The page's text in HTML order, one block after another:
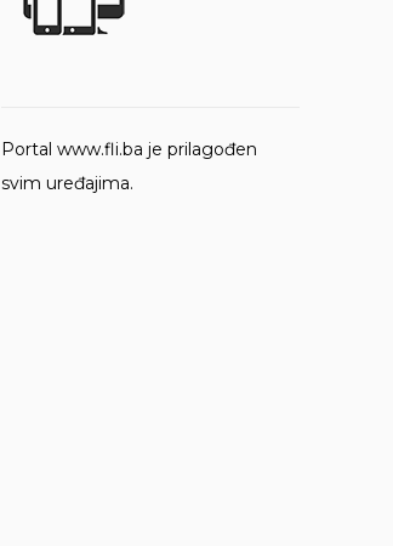
Portal www.fli.ba je prilagođen
svim uređajima.